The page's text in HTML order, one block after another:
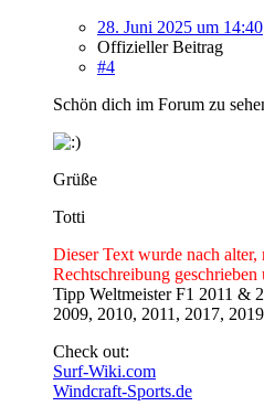
28. Juni 2025 um 14:40
Offizieller Beitrag
#4
Schön dich im Forum zu
Grüße
Totti
Dieser Text wurde nach alter,
Rechtschreibung
Tipp Weltmeister F1 2011 &
2009, 2010, 2011, 2017,
Check out:
Surf-Wiki.com
Windcraft-Sports.de